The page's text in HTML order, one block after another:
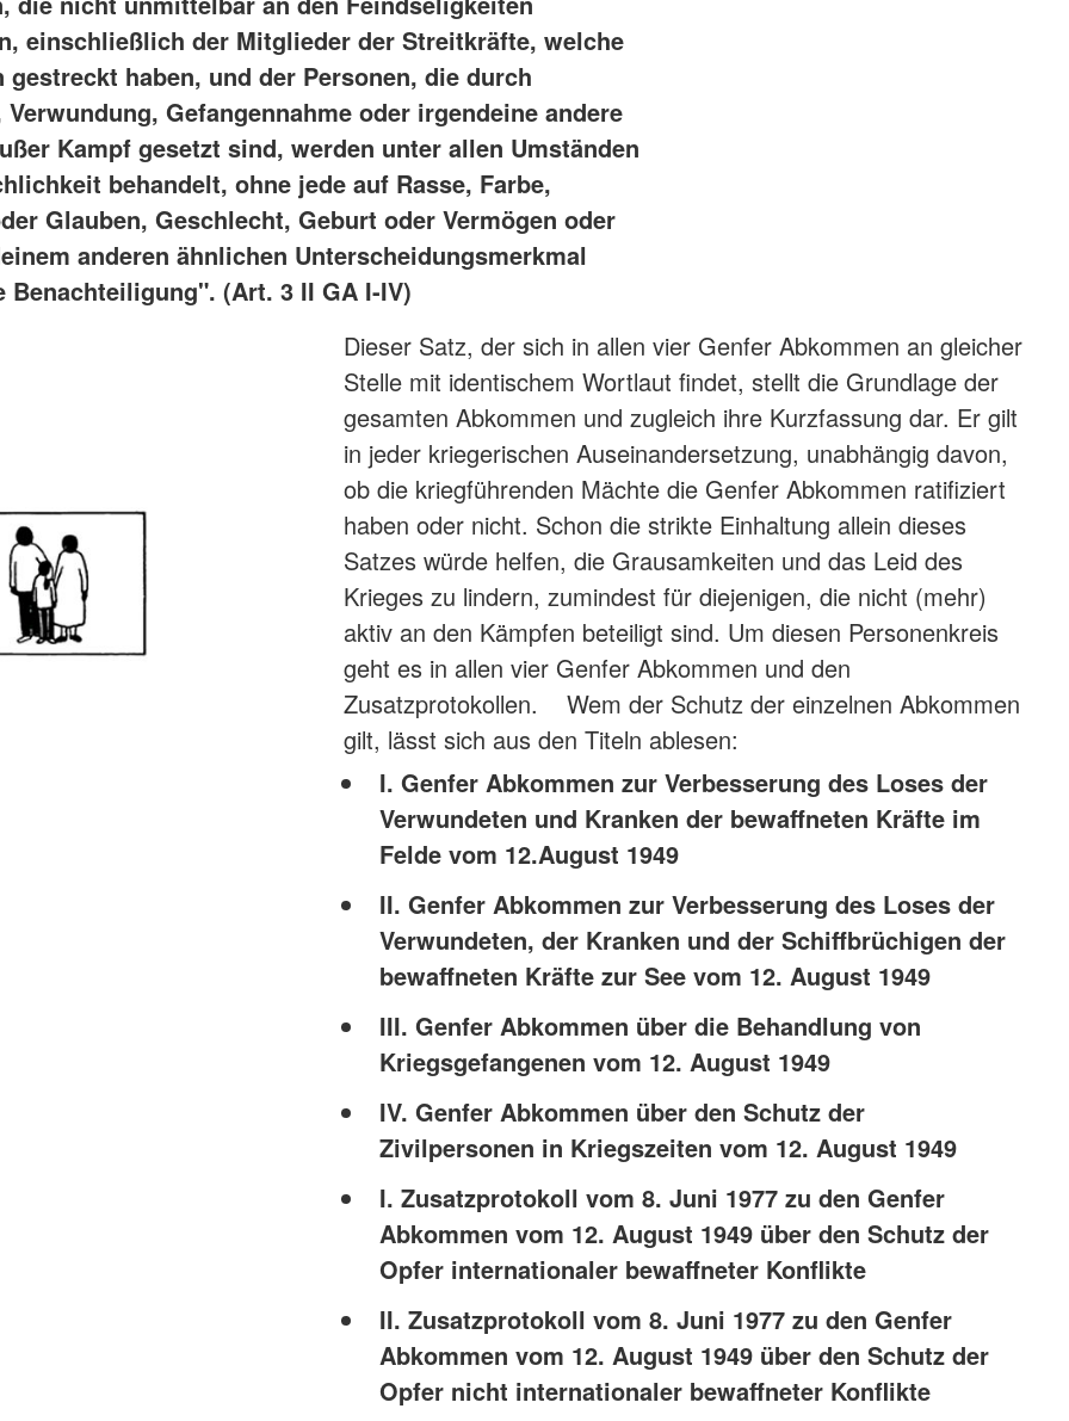
einschließlich der Mitglieder der Streitkräfte, welche
gestreckt haben, und der Personen, die durch
Gefangennahme oder irgendeine andere
Kampf gesetzt sind, werden unter allen Umständen
behandelt, ohne jede auf Rasse, Farbe,
Glauben, Geschlecht, Geburt oder Vermögen oder
anderen ähnlichen Unterscheidungsmerkmal
Benachteiligung". (Art. 3 II GA I-IV)
Dieser Satz, der sich in allen vier Genfer Abkommen an gleicher
Stelle mit identischem Wortlaut findet, stellt die Grundlage der
gesamten Abkommen und zugleich ihre Kurzfassung dar. Er gilt
in jeder kriegerischen Auseinandersetzung, unabhängig davon,
ob die kriegführenden Mächte die Genfer Abkommen ratifiziert
haben oder nicht. Schon die strikte Einhaltung allein dieses
Satzes würde helfen, die Grausamkeiten und das Leid des
Krieges zu lindern, zumindest für diejenigen, die nicht (mehr)
aktiv an den Kämpfen beteiligt sind. Um diesen Personenkreis
geht es in allen vier Genfer Abkommen und den
Zusatzprotokollen. Wem der Schutz der einzelnen Abkommen
gilt, lässt sich aus den Titeln ablesen:
I. Genfer Abkommen zur Verbesserung des Loses der
Verwundeten und Kranken der bewaffneten Kräfte im
Felde vom 12.August 1949
II. Genfer Abkommen zur Verbesserung des Loses der
Verwundeten, der Kranken und der Schiffbrüchigen der
bewaffneten Kräfte zur See vom 12. August 1949
III. Genfer Abkommen über die Behandlung von
Kriegsgefangenen vom 12. August 1949
IV. Genfer Abkommen über den Schutz der
Zivilpersonen in Kriegszeiten vom 12. August 1949
I. Zusatzprotokoll vom 8. Juni 1977 zu den Genfer
Abkommen vom 12. August 1949 über den Schutz der
Opfer internationaler bewaffneter Konflikte
II. Zusatzprotokoll vom 8. Juni 1977 zu den Genfer
Abkommen vom 12. August 1949 über den Schutz der
Opfer nicht internationaler bewaffneter Konflikte